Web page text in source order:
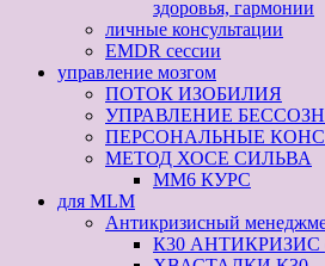
здоровья, гармонии
личные консультации
EMDR сессии
управление мозгом
ПОТОК ИЗОБИЛИЯ
УПРАВЛЕНИЕ
ПЕРСОНАЛЬНЫЕ
МЕТОД ХОСЕ СИЛЬВА
ММ6 КУРС
для MLM
Антикризисный
К30 АНТИКРИЗИС